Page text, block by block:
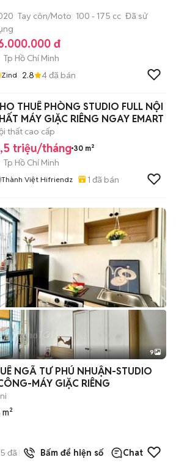
Tay côn/Moto 100 - 175 cc Đã sử
đ
Tp Hồ Chí Minh
Zind 2.8 4đã bán
THUÊ PHÒNG STUDIO FULL NỘI
MÁY GIẶC RIÊNG NGAY EMART
thất cao cấp
triệu/tháng 30 m²
Tp Hồ Chí Minh
Thành Việt Hifriendz 1 đã bán
+2
9
NGÃ TƯ PHÚ NHUẬN-STUDIO
MÁY GIẶC RIÊNG
đã bán Bấm để hiện số Chat